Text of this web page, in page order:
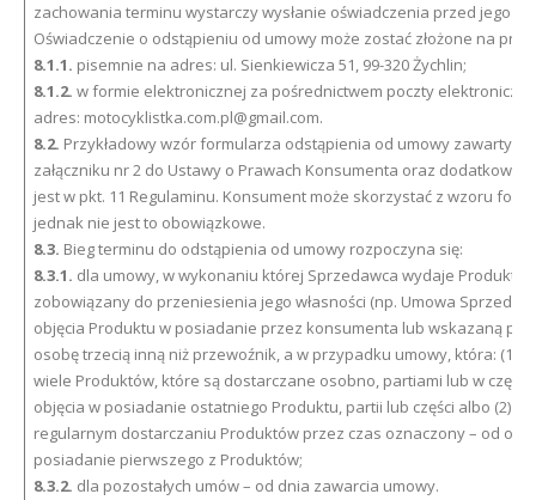
zachowania terminu wystarczy wysłanie oświadczenia przed jego
Oświadczenie o odstąpieniu od umowy może zostać złożone na
8.1.1. pisemnie na adres: ul. Sienkiewicza 51, 99-320 Żychlin;
8.1.2. w formie elektronicznej za pośrednictwem poczty
adres: motocyklistka.com.pl@gmail.com.
8.2. Przykładowy wzór formularza odstąpienia od umowy zawarty
załączniku nr 2 do Ustawy o Prawach Konsumenta oraz dodatkowo
jest w pkt. 11 Regulaminu. Konsument może skorzystać z wzoru
jednak nie jest to obowiązkowe.
8.3. Bieg terminu do odstąpienia od umowy rozpoczyna się:
8.3.1. dla umowy, w wykonaniu której Sprzedawca wydaje Produkt,
zobowiązany do przeniesienia jego własności (np. Umowa
objęcia Produktu w posiadanie przez konsumenta lub wskazaną
osobę trzecią inną niż przewoźnik, a w przypadku umowy, która: (1)
wiele Produktów, które są dostarczane osobno, partiami lub w
objęcia w posiadanie ostatniego Produktu, partii lub części albo (2)
regularnym dostarczaniu Produktów przez czas oznaczony – od
posiadanie pierwszego z Produktów;
8.3.2. dla pozostałych umów – od dnia zawarcia umowy.